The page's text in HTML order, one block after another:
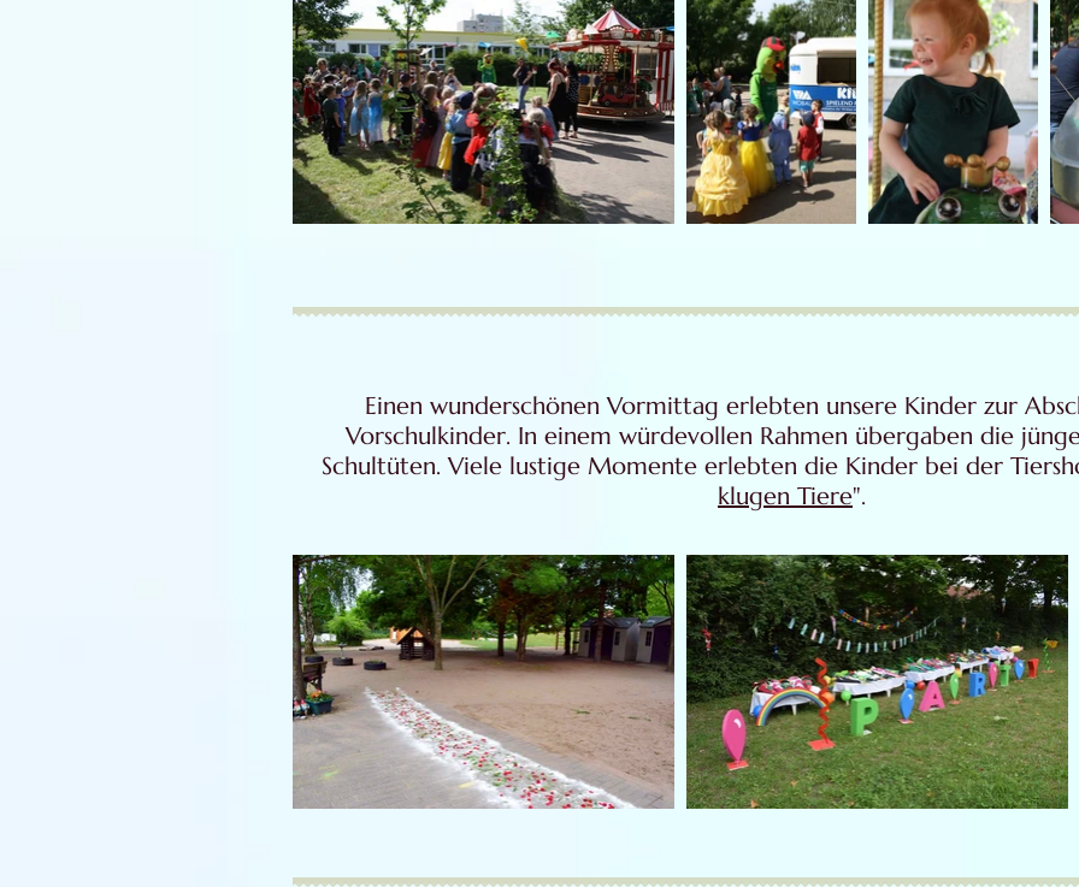
Einen wunderschönen Vormittag erlebten unsere Kinder zur
Vorschulkinder. In einem würdevollen Rahmen übergaben die
Schultüten. Viele lustige Momente erlebten die Kinder bei der
klugen Tiere".